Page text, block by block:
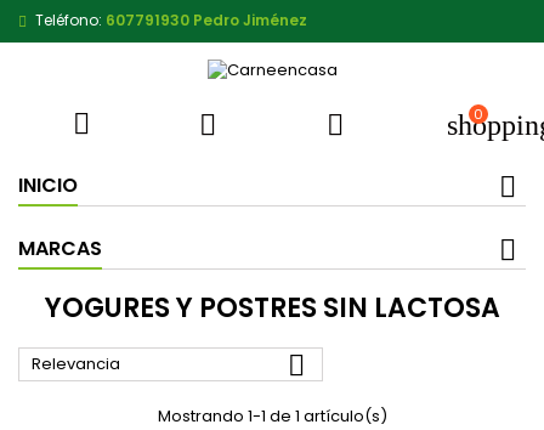
Teléfono: 607791930 Pedro Jiménez
   0
INICIO
MARCAS
YOGURES Y POSTRES SIN LACTOSA
Relevancia 
Mostrando 1-1 de 1 artículo(s)